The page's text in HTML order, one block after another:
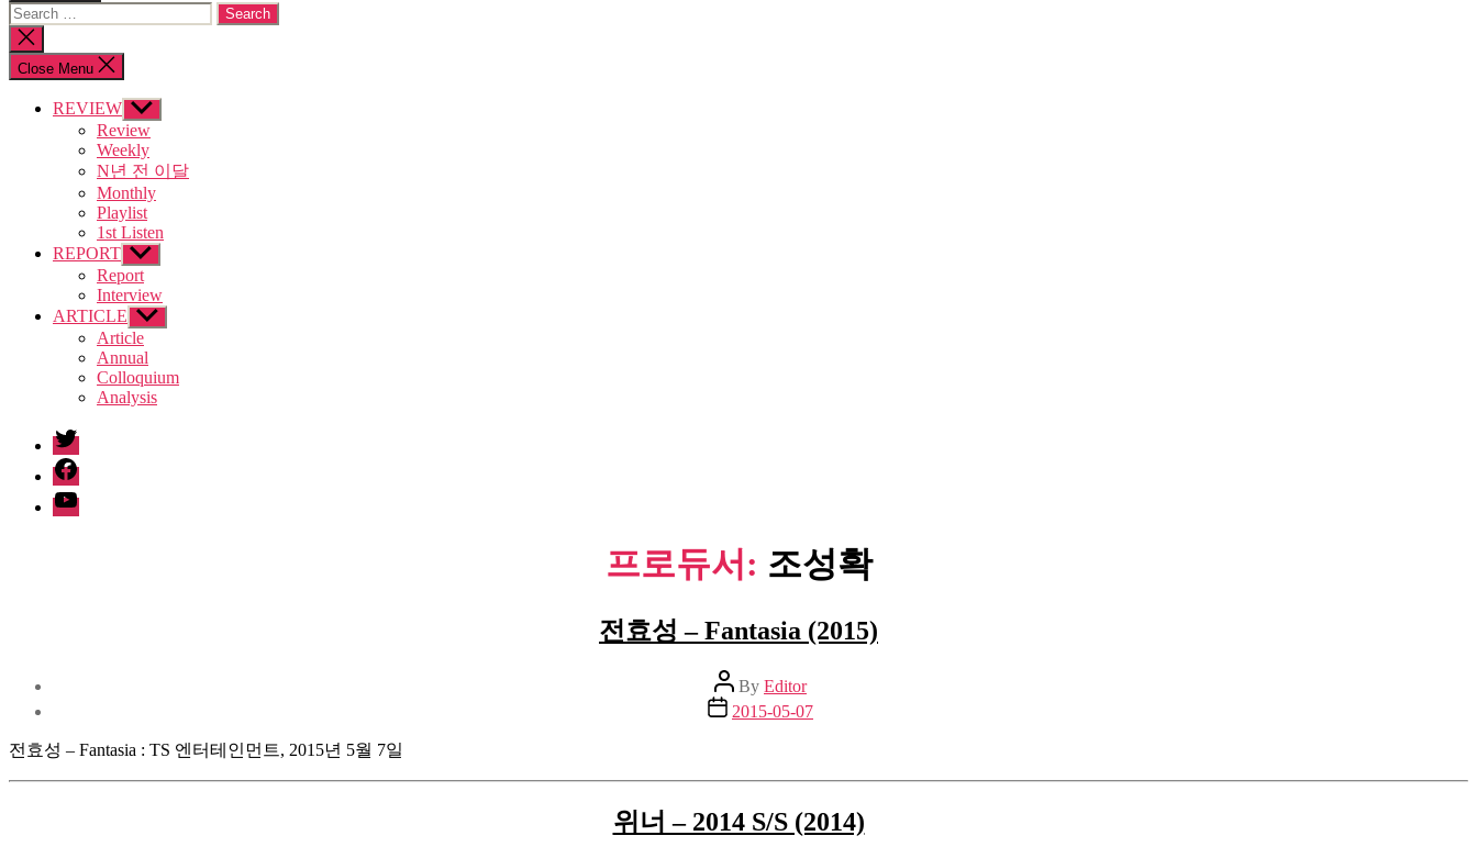
Search
for:
Close
search
Close Menu
REVIEW Show
sub
menu
Review
Weekly
N년 전 이달
Monthly
Playlist
1st Listen
REPORT Show
sub
menu
Report
Interview
ARTICLE Show
sub
menu
Article
Annual
Colloquium
Analysis
twitter
facebook
Youtube
프로듀서: 조성확
전효성 – Fantasia (2015)
Post
author
By Editor
Post
date
2015-05-07
전효성 – Fantasia : TS 엔터테인먼트, 2015년 5월 7일
위너 – 2014 S/S (2014)